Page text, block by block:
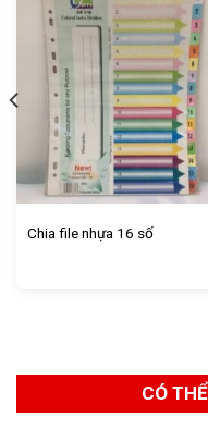
Chia file nhựa 16 số
CÓ